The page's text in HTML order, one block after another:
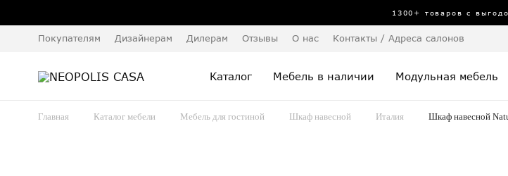
1300+ товаров с
Покупателям Дизайнерам Дилерам Отзывы О нас Контакты / Адреса салонов
Каталог Мебель в наличии Модульная мебель
Главная Каталог мебели Мебель для гостиной Шкаф навесной Италия Шкаф навесной